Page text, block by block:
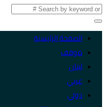
الصفحة الرئيسية
موقف
لبنان
عربي
دولي